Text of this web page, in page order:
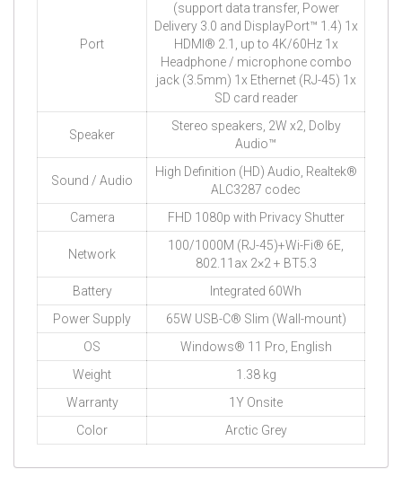
Port
(support data transfer, Power
Delivery 3.0 and DisplayPort™ 1.4) 1x
HDMI® 2.1, up to 4K/60Hz 1x
Headphone / microphone combo
jack (3.5mm) 1x Ethernet (RJ-45) 1x
SD card reader
Speaker
Stereo speakers, 2W x2, Dolby
Audio™
Sound / Audio
High Definition (HD) Audio, Realtek®
ALC3287 codec
Camera
FHD 1080p with Privacy Shutter
Network
100/1000M (RJ-45)+Wi-Fi® 6E,
802.11ax 2×2 + BT5.3
Battery
Integrated 60Wh
Power Supply
65W USB-C® Slim (Wall-mount)
OS
Windows® 11 Pro, English
Weight
1.38 kg
Warranty
1Y Onsite
Color
Arctic Grey